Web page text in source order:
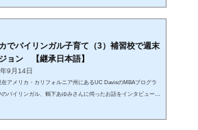
水」―そのほかに、家で日本語を育てる工夫があったら教えてく
ド入れを貼りました...
でバイリンガル子育て（3）補習校で週末
ョン 【継承日本語】
9月14日
在アメリカ・カリフォルニア州にあるUC DavisのMBAプログラ
のバイリンガル、鶴下あゆみさんに伺ったお話をインタビュー形